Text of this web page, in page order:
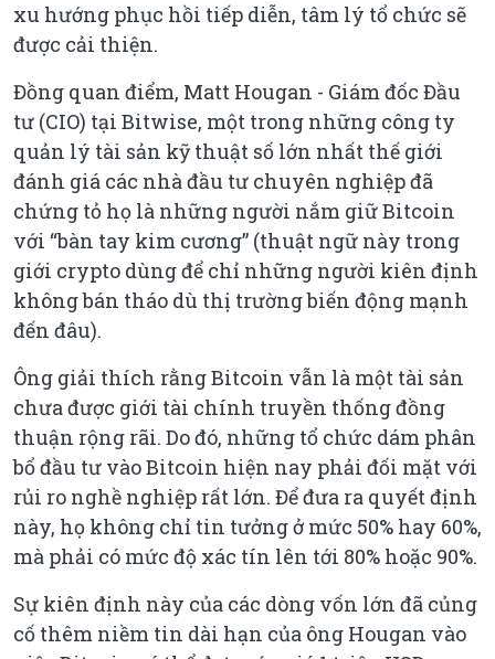
xu hướng phục hồi tiếp diễn, tâm lý tổ chức sẽ
được cải thiện.
Đồng quan điểm, Matt Hougan - Giám đốc Đầu
tư (CIO) tại Bitwise, một trong những công ty
quản lý tài sản kỹ thuật số lớn nhất thế giới
đánh giá các nhà đầu tư chuyên nghiệp đã
chứng tỏ họ là những người nắm giữ Bitcoin
với “bàn tay kim cương” (thuật ngữ này trong
giới crypto dùng để chỉ những người kiên định
không bán tháo dù thị trường biến động mạnh
đến đâu).
Ông giải thích rằng Bitcoin vẫn là một tài sản
chưa được giới tài chính truyền thống đồng
thuận rộng rãi. Do đó, những tổ chức dám phân
bổ đầu tư vào Bitcoin hiện nay phải đối mặt với
rủi ro nghề nghiệp rất lớn. Để đưa ra quyết định
này, họ không chỉ tin tưởng ở mức 50% hay 60%,
mà phải có mức độ xác tín lên tới 80% hoặc 90%.
Sự kiên định này của các dòng vốn lớn đã củng
cố thêm niềm tin dài hạn của ông Hougan vào